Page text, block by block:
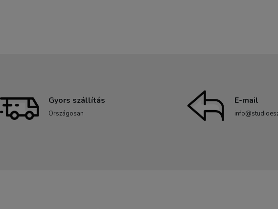
Gyors szállítás
Országosan
E-mail